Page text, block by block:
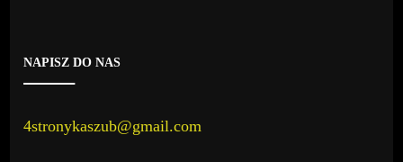
NAPISZ DO NAS
4stronykaszub@gmail.com